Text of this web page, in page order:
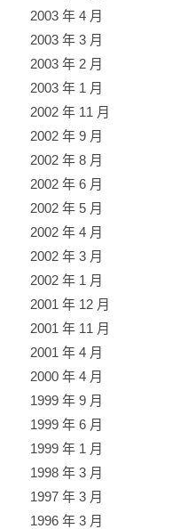
2003 年 4 月
2003 年 3 月
2003 年 2 月
2003 年 1 月
2002 年 11 月
2002 年 9 月
2002 年 8 月
2002 年 6 月
2002 年 5 月
2002 年 4 月
2002 年 3 月
2002 年 1 月
2001 年 12 月
2001 年 11 月
2001 年 4 月
2000 年 4 月
1999 年 9 月
1999 年 6 月
1999 年 1 月
1998 年 3 月
1997 年 3 月
1996 年 3 月